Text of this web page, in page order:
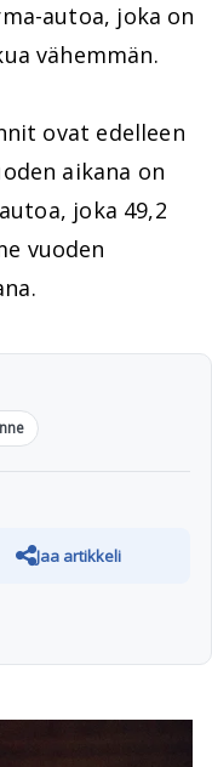
autoa, joka on
vähemmän.
ovat edelleen
aikana on
joka 49,2
vuoden
Jaa artikkeli